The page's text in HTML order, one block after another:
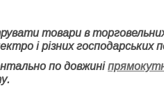
товари в
і різних господарських
по довжині